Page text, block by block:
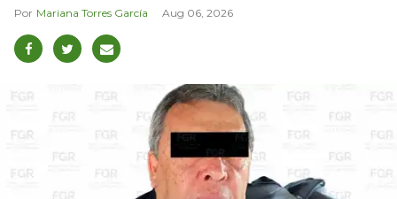
Mariana Torres García Aug 06, 2026